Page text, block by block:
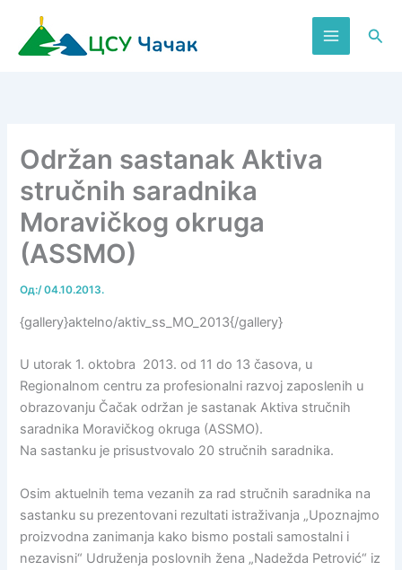
садржај
Održan sastanak Aktiva
stručnih saradnika
Moravičkog okruga
(ASSMO)
Од:/04.10.2013.
{gallery}aktelno/aktiv_ss_MO_2013{/gallery}
U utorak 1. oktobra 2013. od 11 do 13 časova, u
Regionalnom centru za profesionalni razvoj zaposlenih u
obrazovanju Čačak održan je sastanak Aktiva stručnih
saradnika Moravičkog okruga (ASSMO).
Na sastanku je prisustvovalo 20 stručnih saradnika.
Osim aktuelnih tema vezanih za rad stručnih saradnika na
sastanku su prezentovani rezultati istraživanja „Upoznajmo
proizvodna zanimanja kako bismo postali samostalni i
nezavisni“ Udruženja poslovnih žena „Nadežda Petrović“ iz